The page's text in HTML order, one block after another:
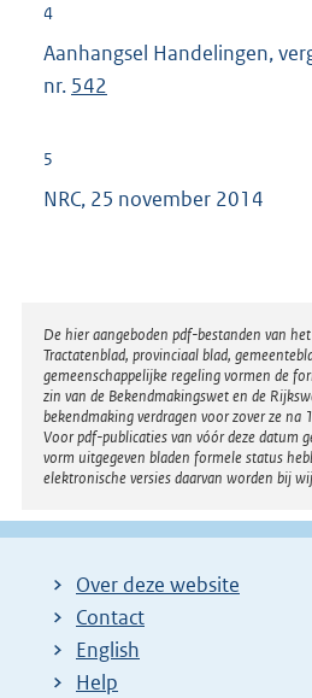
4
Aanhangsel Handelingen,
nr. 542
5
NRC, 25 november 2014
Disclaimer
De hier aangeboden pdf-bestanden van
Tractatenblad, provinciaal blad,
gemeenschappelijke regeling vormen de
zin van de Bekendmakingswet en de
bekendmaking verdragen voor zover ze
Voor pdf-publicaties van vóór deze datum
vorm uitgegeven bladen formele status
elektronische versies daarvan worden bij
Over deze website
Contact
English
Help